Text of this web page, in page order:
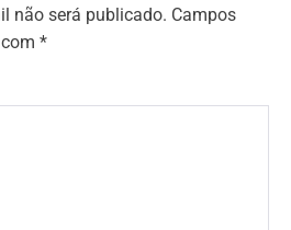
não será publicado. Campos
*